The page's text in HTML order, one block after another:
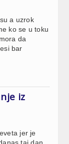
a uzrok
ko se u toku
da
bar
iz
jer je